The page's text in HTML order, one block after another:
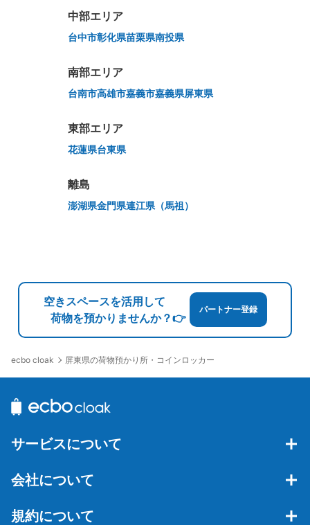
中部エリア
台中市彰化県苗栗県南投県
南部エリア
台南市高雄市嘉義市嘉義県屏東県
東部エリア
花蓮県台東県
離島
澎湖県金門県連江県（馬祖）
空きスペースを活用して
荷物を預かりませんか？👉
パートナー登録
ecbo cloak 屏東県の荷物預かり所・コインロッカー
サービスについて
会社について
規約について